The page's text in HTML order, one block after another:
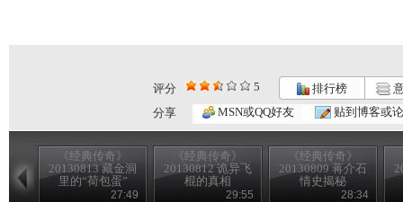
评分 5 排行榜
分享
MSN或QQ好友 贴到博客或
《经典传奇》
20130813 藏金洞
里的“荷包蛋”
27:49
《经典传奇》
20130812 诡异飞
棍的真相
29:55
《经典传奇》
20130809 蒋介石
情史揭秘
28:34